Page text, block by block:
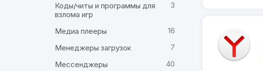
Коды/читы и программы для
взлома игр
3
Медиа плееры
16
Менеджеры загрузок
7
Мессенджеры
40